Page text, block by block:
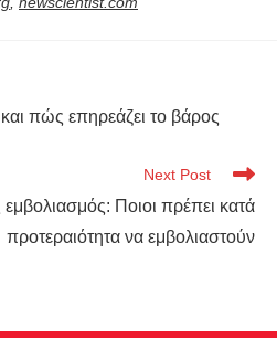
πώς επηρεάζει το βάρος
Next Post
εμβολιασμός: Ποιοι πρέπει κατά
προτεραιότητα να εμβολιαστούν